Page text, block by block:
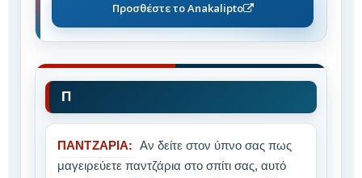
Προσθέστε το Anakalipto
Π
ΠΑΝΤΖΑΡΙΑ: Αν δείτε στον ύπνο σας πως
μαγειρεύετε παντζάρια στο σπίτι σας, αυτό